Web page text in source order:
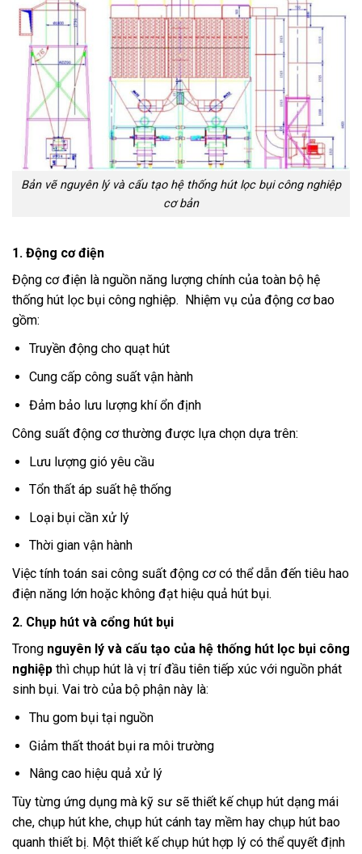
Bản vẽ nguyên lý và cấu tạo hệ thống hút lọc bụi công nghiệp
cơ bản
1. Động cơ điện
Động cơ điện là nguồn năng lượng chính của toàn bộ hệ
thống hút lọc bụi công nghiệp. Nhiệm vụ của động cơ bao
gồm:
Truyền động cho quạt hút
Cung cấp công suất vận hành
Đảm bảo lưu lượng khí ổn định
Công suất động cơ thường được lựa chọn dựa trên:
Lưu lượng gió yêu cầu
Tổn thất áp suất hệ thống
Loại bụi cần xử lý
Thời gian vận hành
Việc tính toán sai công suất động cơ có thể dẫn đến tiêu hao
điện năng lớn hoặc không đạt hiệu quả hút bụi.
2. Chụp hút và cổng hút bụi
Trong nguyên lý và cấu tạo của hệ thống hút lọc bụi công
nghiệp thì chụp hút là vị trí đầu tiên tiếp xúc với nguồn phát
sinh bụi. Vai trò của bộ phận này là:
Thu gom bụi tại nguồn
Giảm thất thoát bụi ra môi trường
Nâng cao hiệu quả xử lý
Tùy từng ứng dụng mà kỹ sư sẽ thiết kế chụp hút dạng mái
che, chụp hút khe, chụp hút cánh tay mềm hay chụp hút bao
quanh thiết bị. Một thiết kế chụp hút hợp lý có thể quyết định